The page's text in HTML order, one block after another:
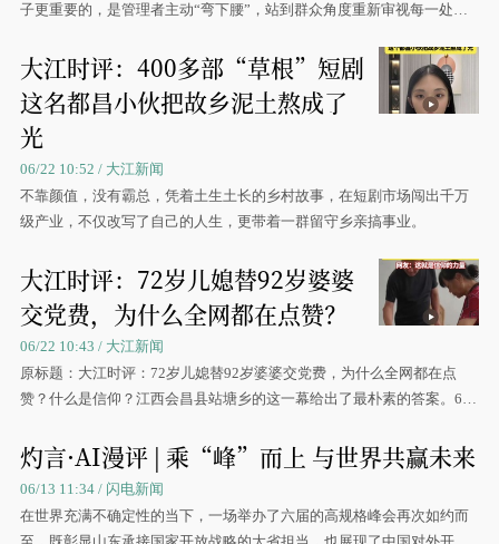
子更重要的，是管理者主动“弯下腰”，站到群众角度重新审视每一处细
心里那杆秤。
大江时评：400多部“草根”短剧
这名都昌小伙把故乡泥土熬成了
光
06/22 10:52 / 大江新闻
不靠颜值，没有霸总，凭着土生土长的乡村故事，在短剧市场闯出千万
级产业，不仅改写了自己的人生，更带着一群留守乡亲搞事业。
大江时评：72岁儿媳替92岁婆婆
交党费，为什么全网都在点赞？
06/22 10:43 / 大江新闻
原标题：大江时评：72岁儿媳替92岁婆婆交党费，为什么全网都在点
赞？什么是信仰？江西会昌县站塘乡的这一幕给出了最朴素的答案。6月
灼言·AI漫评 | 乘“峰”而上 与世界共赢未来
06/13 11:34 / 闪电新闻
在世界充满不确定性的当下，一场举办了六届的高规格峰会再次如约而